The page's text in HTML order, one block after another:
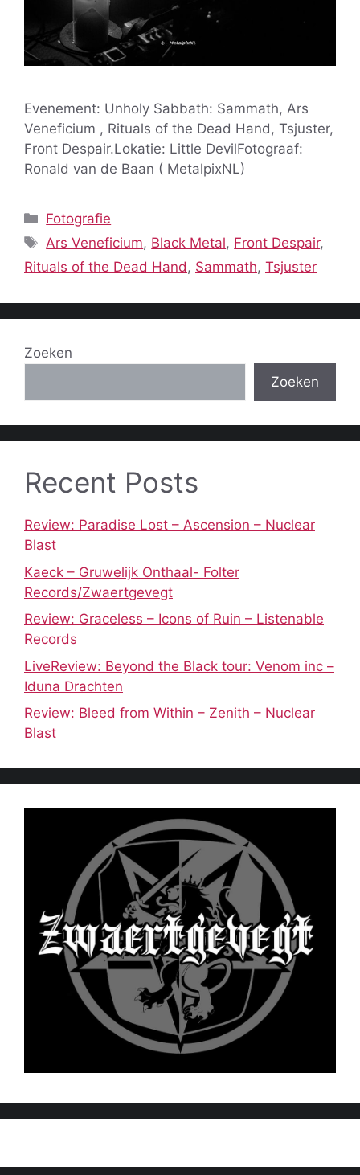
Evenement: Unholy Sabbath: Sammath, Ars
Veneficium , Rituals of the Dead Hand, Tsjuster,
Front Despair.Lokatie: Little DevilFotograaf:
Ronald van de Baan ( MetalpixNL)
Categorieën
Fotografie
Tags
Ars Veneficium, Black Metal, Front Despair,
Rituals of the Dead Hand, Sammath, Tsjuster
Zoeken
Zoeken
Recent Posts
Review: Paradise Lost – Ascension – Nuclear
Blast
Kaeck – Gruwelijk Onthaal- Folter
Records/Zwaertgevegt
Review: Graceless – Icons of Ruin – Listenable
Records
LiveReview: Beyond the Black tour: Venom inc –
Iduna Drachten
Review: Bleed from Within – Zenith – Nuclear
Blast